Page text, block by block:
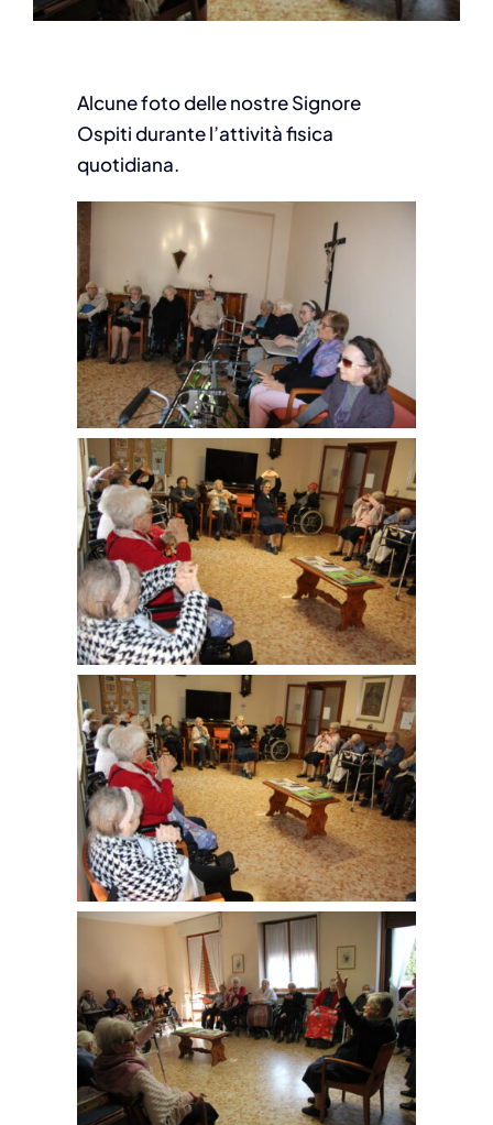
Alcune foto delle nostre Signore
Ospiti durante l’attività fisica
quotidiana.